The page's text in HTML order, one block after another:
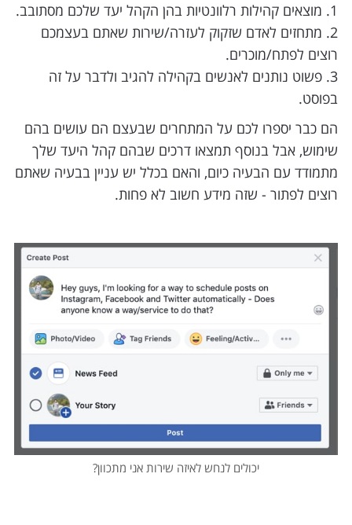
1. מוצאים קהילות רלוונטיות בהן הקהל יעד שלכם מסתובב.
2. מתחזים לאדם שזקוק לעזרה/שירות שאתם בעצמכם
רוצים לפתח/מוכרים.
3. פשוט נותנים לאנשים בקהילה להגיב ולדבר על זה
בפוסט.
הם כבר יספרו לכם על המתחרים שבעצם הם עושים בהם
שימוש, אבל בנוסף תמצאו דרכים שבהם קהל היעד שלך
מתמודד עם הבעיה כיום, והאם בכלל יש עניין בבעיה שאתם
רוצים לפתור - שזה מידע חשוב לא פחות.
יכולים לנחש לאיזה שירות אני מתכוון?